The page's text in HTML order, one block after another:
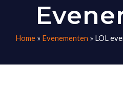
Home » Evenementen » LOL